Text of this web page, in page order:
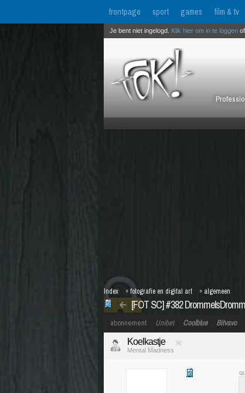
frontpage sport games film & tv
Je bent niet ingelogd. Klik hier om in te loggen of
[FOT SC] #382
Index »fotografie en digital art » algemeen
abonnement Unibet Coolblue Bitvavo
Koelkastje
Mental Madness